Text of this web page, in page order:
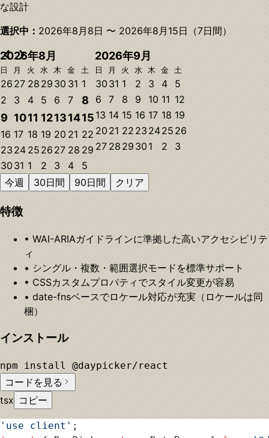
な設計
選択中： 2026年8月8日 〜 2026年8月15日 （7日間）
2026年8月
日 月 火 水 木 金 土
26 27 28 29 30 31 1
2
3 4 5 6 7
8
9 1011 12131415
16 17 18 19 20 21 22
23 24 25 26 27 28 29
30 31 1 2 3 4 5
2026年9月
日 月 火 水 木 金 土
30 31 1 2 3 4
5
6
7 8 9 10 11 12
13 14 15 16 17 18 19
20 21 22 23 2425 26
27 28 29 30 1 2 3
今週 30日間 90日間 クリア
特徴
• WAI-ARIAガイドラインに準拠した高いアクセシビリテ
ィ
• シングル・複数・範囲選択モードを標準サポート
• CSSカスタムプロパティでスタイル変更が容易
• date-fnsベースでロケール対応が充実（ロケールは同
梱）
インストール
npm install @daypicker/react
コードを見る
tsx コピー
'use client' ;